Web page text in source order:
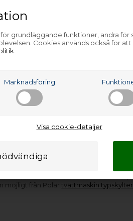
grundläggande funktioner, andra för
Cookies används också för att
Marknadsföring
Visa cookie-detaljer
SEK
Remskiva, Polar
tvättmaskin
687,00
Lägg i
Bara 1 kvar! (Lev.
till Polar tvättmaskin
. De delar vi
tvättmaskin reservdel du behöver,
möjligt från Polartvättmaskin